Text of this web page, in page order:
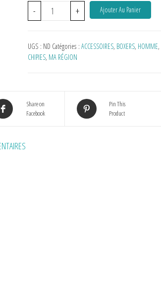
- + Ajouter Au Panier
UGS : ND Catégories : ACCESSOIRES, BOXERS, HOMME,
CHIPIES, MA RÉGION
Share on
Facebook
Pin This
Product